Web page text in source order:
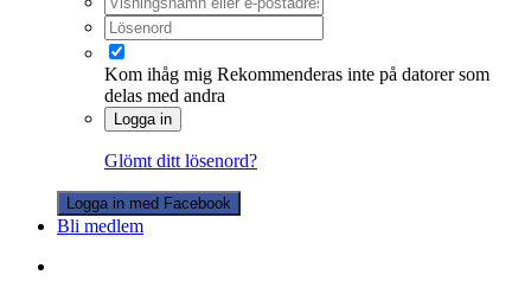
Kom ihåg mig Rekommenderas inte på datorer som
delas med andra
Logga in
Glömt ditt lösenord?
Logga in med Facebook
Bli medlem